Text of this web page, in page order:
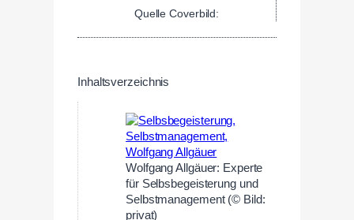
Quelle Coverbild:
Inhaltsverzeichnis
Wolfgang Allgäuer: Experte
für Selbsbegeisterung und
Selbstmanagement (© Bild:
privat)